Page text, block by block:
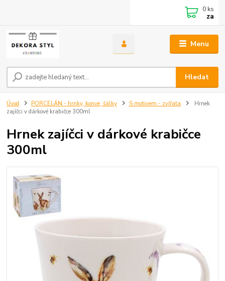
Menu
Hledat
0 ks
za
Úvod PORCELÁN - hrnky, konve, šálky S motivem - zvířata
Hrnek
zajíčci v dárkové krabičce 300ml
Hrnek zajíčci v dárkové krabičce
300ml